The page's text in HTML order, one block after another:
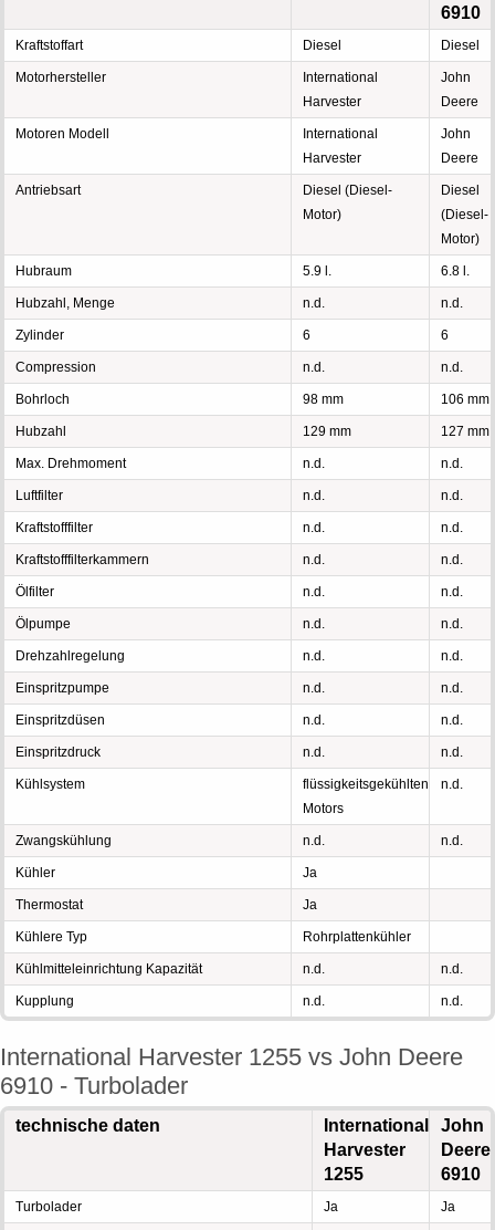
6910
Kraftstoffart Diesel Diesel
Motorhersteller
International
Harvester
John
Deere
Motoren Modell
International
Harvester
John
Deere
Antriebsart
Diesel (Diesel-
Motor)
Diesel
(Diesel-
Motor)
Hubraum 5.9 l. 6.8 l.
Hubzahl, Menge n.d. n.d.
Zylinder 6 6
Compression n.d. n.d.
Bohrloch 98 mm 106 mm
Hubzahl 129 mm 127 mm
Max. Drehmoment n.d. n.d.
Luftfilter n.d. n.d.
Kraftstofffilter n.d. n.d.
Kraftstofffilterkammern n.d. n.d.
Ölfilter n.d. n.d.
Ölpumpe n.d. n.d.
Drehzahlregelung n.d. n.d.
Einspritzpumpe n.d. n.d.
Einspritzdüsen n.d. n.d.
Einspritzdruck n.d. n.d.
Kühlsystem
flüssigkeitsgekühlten
Motors
n.d.
Zwangskühlung n.d. n.d.
Kühler Ja
Thermostat Ja
Kühlere Typ Rohrplattenkühler
Kühlmitteleinrichtung Kapazität n.d. n.d.
Kupplung n.d. n.d.
International Harvester 1255 vs John Deere
6910 - Turbolader
technische daten
International
Harvester
1255
John
Deere
6910
Turbolader Ja Ja